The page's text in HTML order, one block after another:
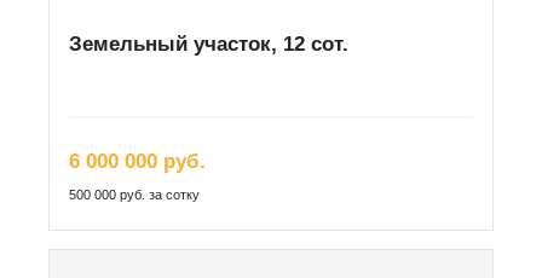
Земельный участок, 12 сот.
6 000 000 руб.
500 000 руб. за сотку